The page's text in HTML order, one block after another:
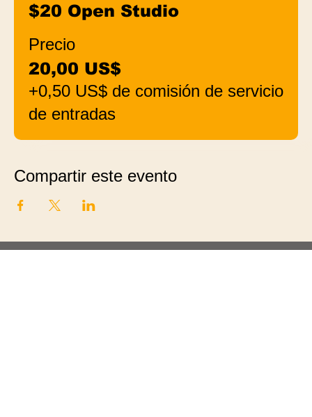
$20 Open Studio
Precio
20,00 US$
+0,50 US$ de comisión de servicio
de entradas
Compartir este evento